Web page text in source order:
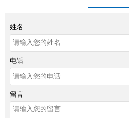
姓名
电话
留言